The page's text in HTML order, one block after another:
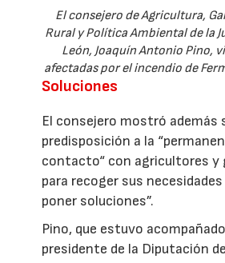
El consejero de Agricultura,
Rural y Política Ambiental de la
León, Joaquín Antonio Pino,
afectadas por el incendio de
Soluciones
El consejero mostró además
predisposición a la
contacto“ con agricultores y
para recoger sus
poner soluciones”.
Pino, que estuvo
presidente de la Diputación